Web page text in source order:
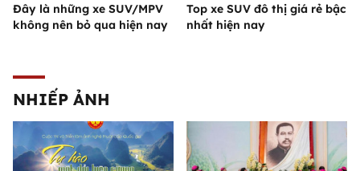
Đây là những xe SUV/MPV
không nên bỏ qua hiện nay
Top xe SUV đô thị giá rẻ bậc
nhất hiện nay
NHIẾP ẢNH